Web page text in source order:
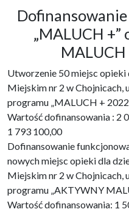
„MALUCH +”
Utworzenie 50 miejsc opieki
Miejskim nr 2 w Chojnicach,
programu „MALUCH +
Wartość dofinansowania : 2
1 793 100,00
Dofinansowanie
nowych miejsc opieki dla
Miejskim nr 2 w Chojnicach,
programu „AKTYWNY
Wartość dofinansowania: 1